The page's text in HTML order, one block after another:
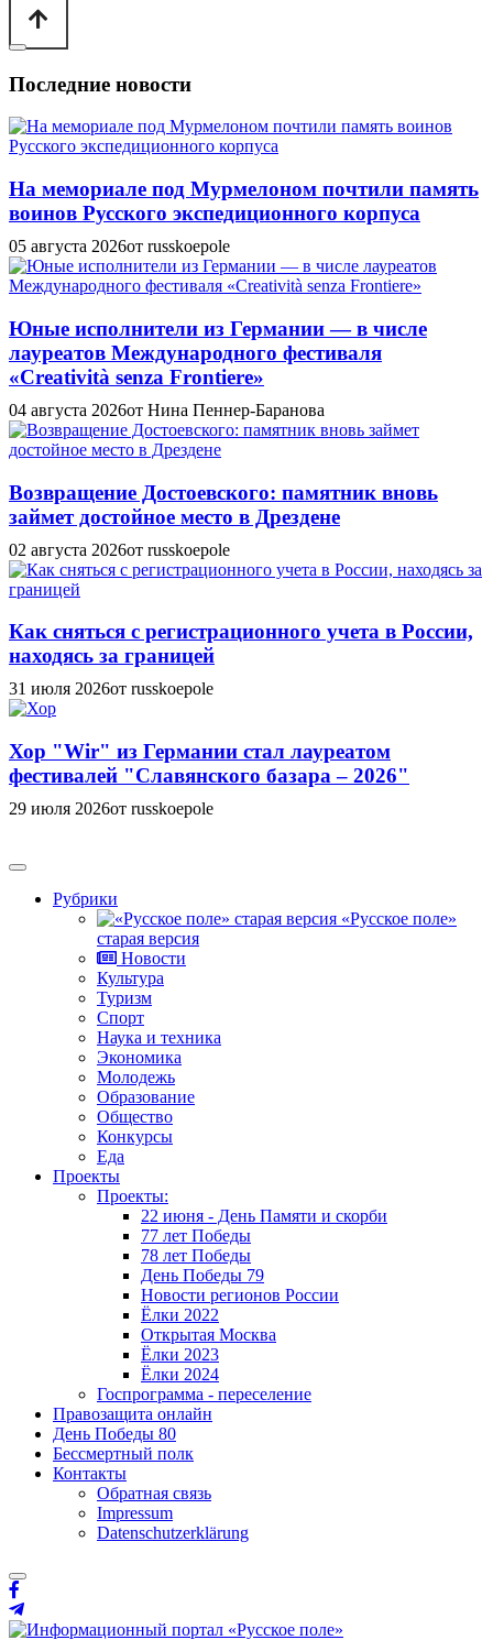
Последние новости
На мемориале под Мурмелоном почтили память
воинов Русского экспедиционного корпуса
05 августа 2026от russkoepole
Юные исполнители из Германии — в числе
лауреатов Международного фестиваля
«Creatività senza Frontiere»
04 августа 2026от Нина Пеннер-Баранова
Возвращение Достоевского: памятник вновь
займет достойное место в Дрездене
02 августа 2026от russkoepole
Как сняться с регистрационного учета в России,
находясь за границей
31 июля 2026от russkoepole
Хор "Wir" из Германии стал лауреатом
фестивалей "Славянского базара – 2026"
29 июля 2026от russkoepole
Рубрики
«Русское поле»
старая версия
Новости
Культура
Туризм
Спорт
Наука и техника
Экономика
Молодежь
Образование
Общество
Конкурсы
Еда
Проекты
Проекты:
22 июня - День Памяти и скорби
77 лет Победы
78 лет Победы
День Победы 79
Новости регионов России
Ёлки 2022
Открытая Москва
Ёлки 2023
Ёлки 2024
Госпрограмма - переселение
Правозащита онлайн
День Победы 80
Бессмертный полк
Контакты
Обратная связь
Impressum
Datenschutzerklärung